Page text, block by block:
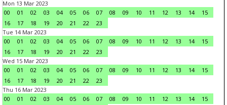
Mon 13 Mar 2023
00
01 02 03 04 05 06 07 08 09 10 11 12 13 14
15
16
17 18 19 20 21 22
23
Tue 14 Mar 2023
00
01 02 03 04 05 06 07 08 09 10 11 12 13 14
15
16
17 18 19 20 21 22
23
Wed 15 Mar 2023
00
01 02 03 04 05 06 07 08 09 10 11 12 13 14
15
16
17 18 19 20 21 22
23
Thu 16 Mar 2023
00
01 02 03 04 05 06 07 08 09 10 11 12 13 14
15